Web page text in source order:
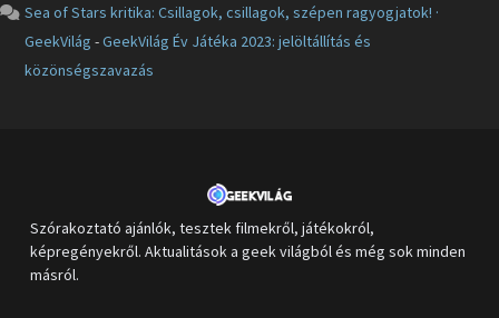
Sea of Stars kritika: Csillagok, csillagok, szépen ragyogjatok! ·
GeekVilág -GeekVilág Év Játéka 2023: jelöltállítás és
közönségszavazás
Szórakoztató ajánlók, tesztek filmekről, játékokról,
képregényekről. Aktualitások a geek világból és még sok minden
másról.